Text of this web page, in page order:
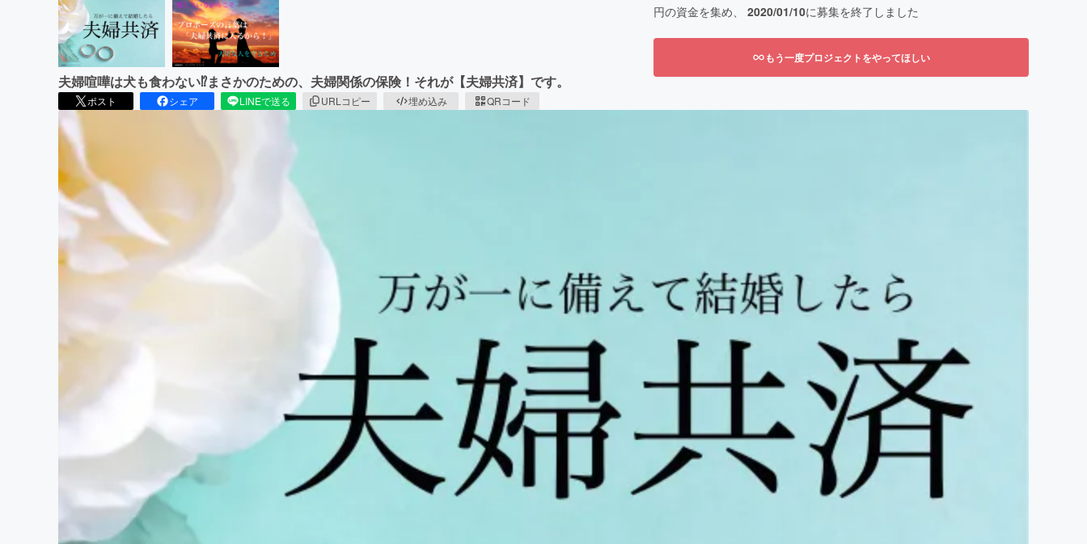
夫婦喧嘩は犬も食わない⁉︎まさかのための、夫婦関係の保険！それが【夫婦共済】です。
ポスト シェア LINEで送る URLコピー 埋め込み QRコード
円の資金を集め、 2020/01/10に募集を終了しました
もう一度プロジェクトをやってほしい